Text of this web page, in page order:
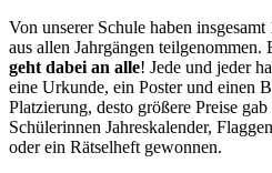
Von unserer Schule haben
aus allen Jahrgängen teilgenommen.
geht dabei an alle! Jede und jeder
eine Urkunde, ein Poster und einen
Platzierung, desto größere Preise
Schülerinnen Jahreskalender,
oder ein Rätselheft gewonnen.